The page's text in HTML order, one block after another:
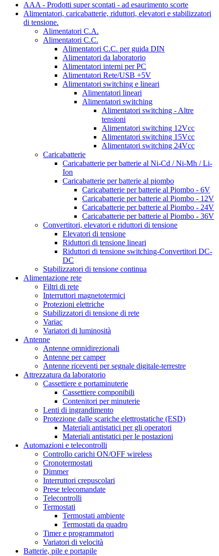
AAA - Prodotti super scontati - ad esaurimento scorte
Alimentatori, caricabatterie, riduttori, elevatori e stabilizzatori
di tensione.
Alimentatori C.A.
Alimentatori C.C.
Alimentatori C.C. per guida DIN
Alimentatori da laboratorio
Alimentatori interni per PC
Alimentatori Rete/USB +5V
Alimentatori switching e lineari
Alimentatori lineari
Alimentatori switching
Alimentatori switching - Altre
tensioni
Alimentatori switching 12Vcc
Alimentatori switching 15Vcc
Alimentatori switching 24Vcc
Caricabatterie
Caricabatterie per batterie al Ni-Cd / Ni-Mh / Li-
Ion
Caricabatterie per batterie al piombo
Caricabatterie per batterie al Piombo - 6V
Caricabatterie per batterie al Piombo - 12V
Caricabatterie per batterie al Piombo - 24V
Caricabatterie per batterie al Piombo - 36V
Convertitori, elevatori e riduttori di tensione
Elevatori di tensione
Riduttori di tensione lineari
Riduttori di tensione switching-Convertitori DC-
DC
Stabilizzatori di tensione continua
Alimentazione rete
Filtri di rete
Interruttori magnetotermici
Protezioni elettriche
Stabilizzatori di tensione di rete
Variac
Variatori di luminosità
Antenne
Antenne omnidirezionali
Antenne per camper
Antenne riceventi per segnale digitale-terrestre
Attrezzatura da laboratorio
Cassettiere e portaminuterie
Cassettiere componibili
Contenitori per minuterie
Lenti di ingrandimento
Protezione dalle scariche elettrostatiche (ESD)
Materiali antistatici per gli operatori
Materiali antistatici per le postazioni
Automazioni e telecontrolli
Controllo carichi ON/OFF wireless
Cronotermostati
Dimmer
Interruttori crepuscolari
Prese telecomandate
Telecontrolli
Termostati
Termostati ambiente
Termostati da quadro
Timer e programmatori
Variatori di velocità
Batterie, pile e portapile